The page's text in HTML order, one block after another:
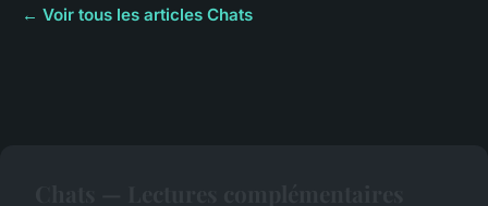
← Voir tous les articles Chats